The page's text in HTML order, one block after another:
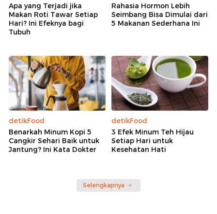
Apa yang Terjadi jika
Makan Roti Tawar Setiap
Hari? Ini Efeknya bagi
Tubuh
Rahasia Hormon Lebih
Seimbang Bisa Dimulai dari
5 Makanan Sederhana Ini
detikFood
Benarkah Minum Kopi 5
Cangkir Sehari Baik untuk
Jantung? Ini Kata Dokter
detikFood
3 Efek Minum Teh Hijau
Setiap Hari untuk
Kesehatan Hati
Selengkapnya